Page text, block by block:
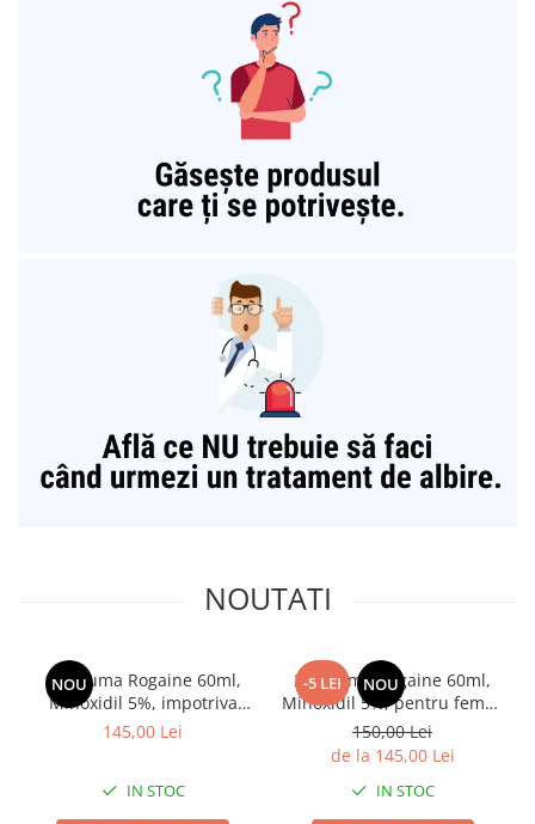
NOUTATI
NOU
1x Spuma Rogaine 60ml,
Minoxidil 5%, impotriva
caderii parului, tratament 1
145,00 Lei
IN STOC
-5 LEI NOU
2x Spuma Rogaine 60ml,
Minoxidil 5%, pentru femei,
impotriva caderii parului,
tratament 4 luni
150,00 Lei
de la 145,00 Lei
IN STOC